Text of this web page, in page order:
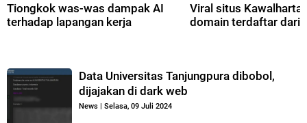
Tiongkok was-was dampak AI
terhadap lapangan kerja
Viral situs
domain terdaftar dari
Data Universitas Tanjungpura dibobol,
dijajakan di dark web
News | Selasa, 09 Juli 2024